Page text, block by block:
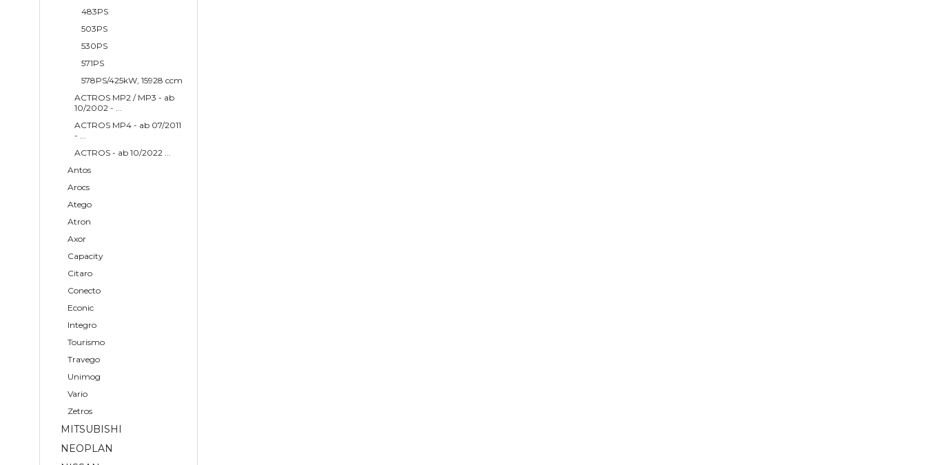
483PS
503PS
530PS
571PS
578PS/425kW, 15928 ccm
ACTROS MP2 / MP3 - ab
10/2002 - ...
ACTROS MP4 - ab 07/2011
- ...
ACTROS - ab 10/2022 ...
Antos
Arocs
Atego
Atron
Axor
Capacity
Citaro
Conecto
Econic
Integro
Tourismo
Travego
Unimog
Vario
Zetros
MITSUBISHI
NEOPLAN